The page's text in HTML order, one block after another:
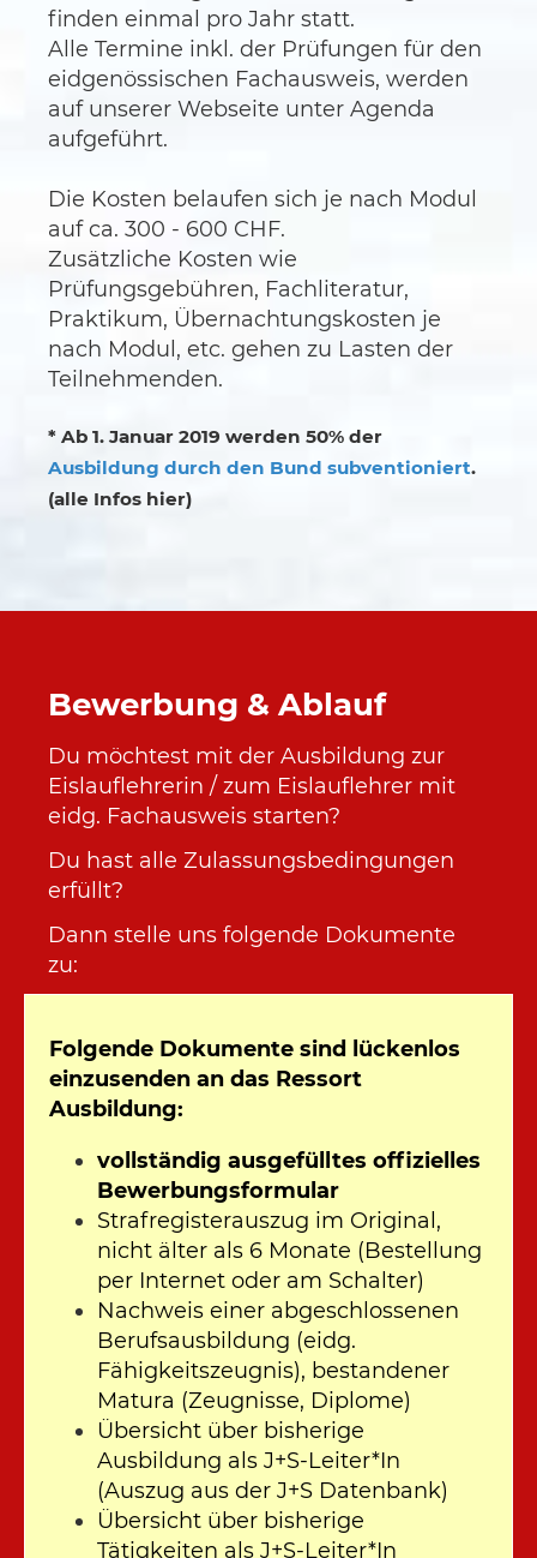
finden einmal pro Jahr statt.
Alle Termine inkl. der Prüfungen für den
eidgenössischen Fachausweis, werden
auf unserer Webseite unter Agenda
aufgeführt.
Die Kosten belaufen sich je nach Modul
auf ca. 300 - 600 CHF.
Zusätzliche Kosten wie
Prüfungsgebühren, Fachliteratur,
Praktikum, Übernachtungskosten je
nach Modul, etc. gehen zu Lasten der
Teilnehmenden.
* Ab 1. Januar 2019 werden 50% der
Ausbildung durch den Bund subventioniert.
(alle Infos hier)
Bewerbung & Ablauf
Du möchtest mit der Ausbildung zur
Eislauflehrerin / zum Eislauflehrer mit
eidg. Fachausweis starten?
Du hast alle Zulassungsbedingungen
erfüllt?
Dann stelle uns folgende Dokumente
zu:
Folgende Dokumente sind lückenlos
einzusenden an das Ressort
Ausbildung:
vollständig ausgefülltes offizielles
Bewerbungsformular
Strafregisterauszug im Original,
nicht älter als 6 Monate (Bestellung
per Internet oder am Schalter)
Nachweis einer abgeschlossenen
Berufsausbildung (eidg.
Fähigkeitszeugnis), bestandener
Matura (Zeugnisse, Diplome)
Übersicht über bisherige
Ausbildung als J+S-Leiter*In
(Auszug aus der J+S Datenbank)
Übersicht über bisherige
Tätigkeiten als J+S-Leiter*In